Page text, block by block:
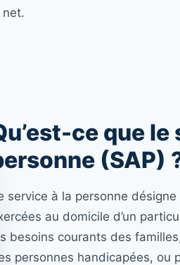
net.
ce que le
(SAP)
service à la personne
au domicile d’un
besoins courants des
personnes handicapées, ou